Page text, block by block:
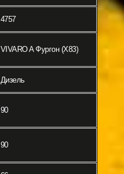
4757
VIVARO A Фургон (X83)
Дизель
90
90